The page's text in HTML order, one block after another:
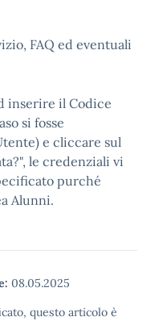
FAQ ed eventuali
inserire il Codice
si fosse
e cliccare sul
le credenziali vi
purché
Alunni.
08.05.2025
questo articolo è